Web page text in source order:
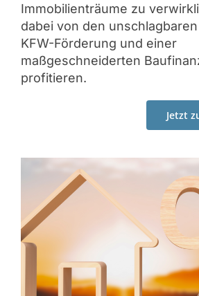
Immobilienträume zu
dabei von den
KFW-Förderung und einer
maßgeschneiderten
profitieren.
Jetzt